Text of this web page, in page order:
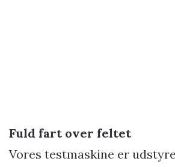
Fuld fart over feltet
Vores testmaskine er